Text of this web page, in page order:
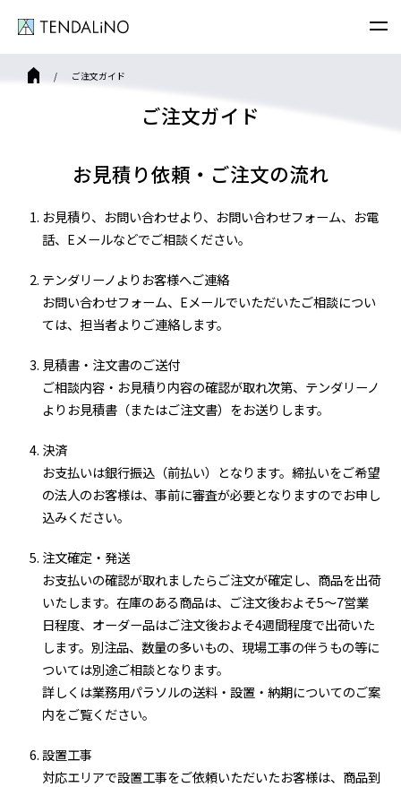
ご注文ガイド
ご注文ガイド
お見積り依頼・ご注文の流れ
お見積り、お問い合わせより、お問い合わせフォーム、お電
話、Eメールなどでご相談ください。
テンダリーノよりお客様へご連絡
お問い合わせフォーム、Eメールでいただいたご相談につい
ては、担当者よりご連絡します。
見積書・注文書のご送付
ご相談内容・お見積り内容の確認が取れ次第、テンダリーノ
よりお見積書（またはご注文書）をお送りします。
決済
お支払いは銀行振込（前払い）となります。締払いをご希望
の法人のお客様は、事前に審査が必要となりますのでお申し
込みください。
注文確定・発送
お支払いの確認が取れましたらご注文が確定し、商品を出荷
いたします。在庫のある商品は、ご注文後およそ5～7営業
日程度、オーダー品はご注文後およそ4週間程度で出荷いた
します。別注品、数量の多いもの、現場工事の伴うもの等に
ついては別途ご相談となります。
詳しくは業務用パラソルの送料・設置・納期についてのご案
内をご覧ください。
設置工事
対応エリアで設置工事をご依頼いただいたお客様は、商品到